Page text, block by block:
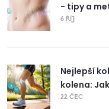
- tipy a
6 ŘÍJ
Nejlepší
kolena:
22 ČEC